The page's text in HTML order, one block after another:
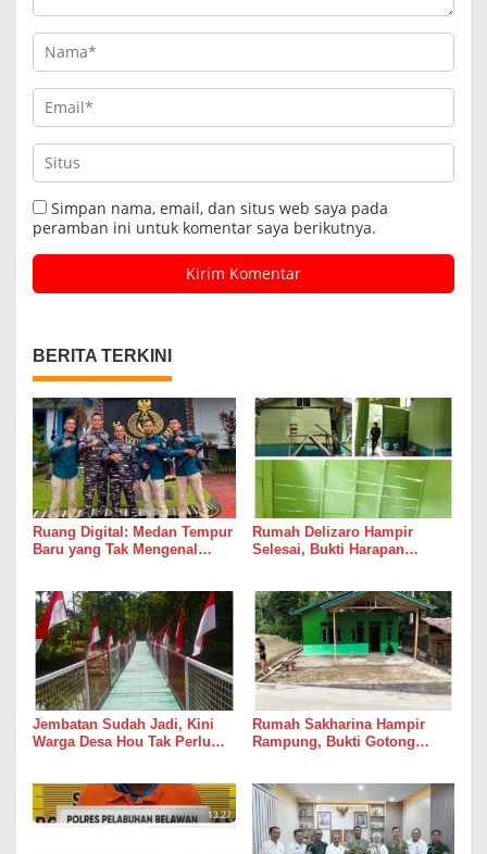
Simpan nama, email, dan situs web saya pada
peramban ini untuk komentar saya berikutnya.
BERITA TERKINI
Ruang Digital: Medan Tempur
Baru yang Tak Mengenal
Rumah Delizaro Hampir
Selesai, Bukti Harapan
Jembatan Sudah Jadi, Kini
Warga Desa Hou Tak Perlu
Rumah Sakharina Hampir
Rampung, Bukti Gotong